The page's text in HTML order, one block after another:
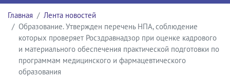
Главная
Лента новостей
Образование. Утвержден перечень НПА, соблюдение
которых проверяет Росздравнадзор при оценке кадрового
и материального обеспечения практической подготовки по
программам медицинского и фармацевтического
образования